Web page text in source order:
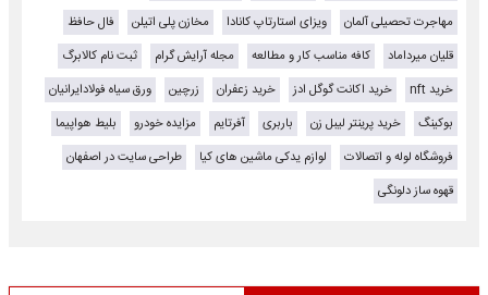
مهاجرت تحصیلی آلمان
ویزای استارتاپ کانادا مخازن پلی اتیلن
فال حافظ
قلیان میرداماد
کافه مناسب کار و مطالعه مجله آرایش گرام
ثبت نام کالابرگ
خرید nft
خرید اکانت گوگل ادز خرید زعفران زرچین
ورق سیاه فولادایرانیان
بوکینگ
خرید پرینتر لیبل زن باربری آفرتایم مزایده خودرو
بلیط هواپیما
فروشگاه لوله و اتصالات
لوازم یدکی ماشین های کیا
طراحی سایت در اصفهان
قهوه ساز دلونگی